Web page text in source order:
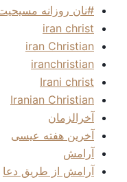
#نان روزانه
iran christ
iran Christian
iranchristian
Irani christ
Iranian Christian
آخرالزمان
آخرین هفته عیسی
آرامش
آرامش از طریق دعا